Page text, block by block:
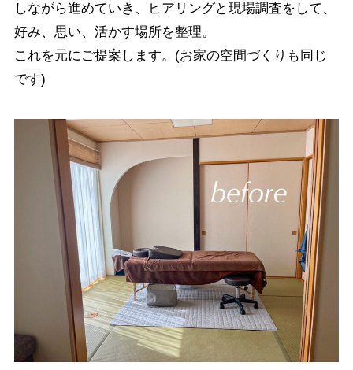
しながら進めていき、ヒアリングと現場調査をして、
好み、思い、活かす場所を整理。
これを元にご提案します。(お家の空間づくりも同じ
です)